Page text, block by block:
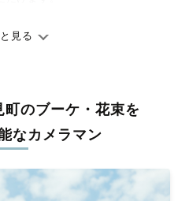
何十年経っても見返したくなるよ
りやすく安心の価格設定です。オ
合格し、撮影技術やホスピタリテ
ンが全国47都道府県に在籍してい
見る
のブーケ・花束を
なカメラマン